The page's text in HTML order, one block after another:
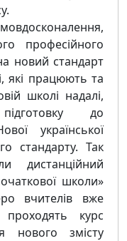
професійного
новий стандарт
які працюють та
школі надалі,
до
української
стандарту. Так
дистанційний
школи»
вчителів вже
курс
нового змісту